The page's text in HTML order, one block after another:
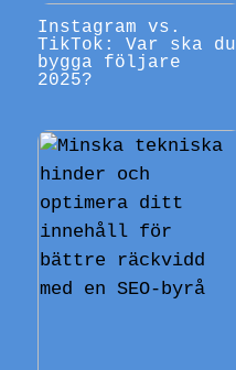
Instagram vs.
TikTok: Var ska du
bygga följare
2025?